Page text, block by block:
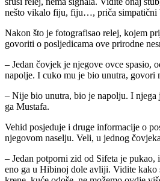
nešto vikalo fiju, fiju…, priča simpatični
Nakon što je fotografisao relej, kojem
govoriti o posljedicama ove prirodne
– Jedan čovjek je njegove ovce spasio,
napolje. I cuko mu je bio unutra, govori
– Nije bio unutra, bio je napolju. I
ga Mustafa.
Vehid posjeduje i druge informacije o
njegovom naselju. Veli, u jednog
– Jedan potporni zid od Sifeta je pukao,
eno ga u Hibinoj dole avliji. Vidite kako